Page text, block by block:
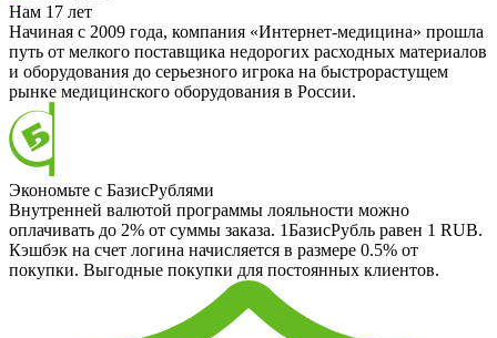
Нам 17 лет
Начиная с 2009 года, компания «Интернет-медицина» прошла
путь от мелкого поставщика недорогих расходных материалов
и оборудования до серьезного игрока на быстрорастущем
рынке медицинского оборудования в России.
Экономьте с БазисРублями
Внутренней валютой программы лояльности можно
оплачивать до 2% от суммы заказа. 1БазисРубль равен 1 RUB.
Кэшбэк на счет логина начисляется в размере 0.5% от
покупки. Выгодные покупки для постоянных клиентов.